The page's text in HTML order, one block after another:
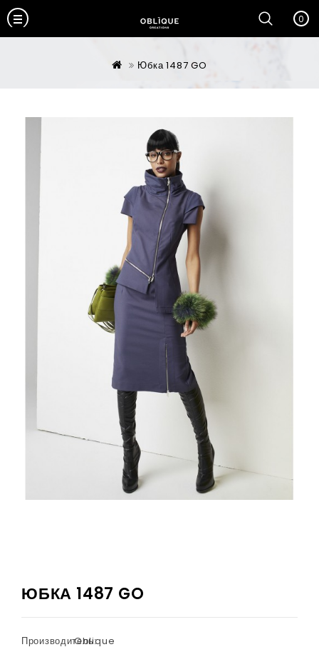
0
Юбка 1487 GO
ЮБКА 1487 GO
Производитель:
Oblique